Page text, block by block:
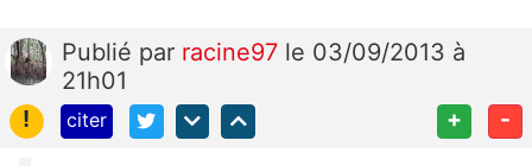
Publié par racine97 le 03/09/2013 à
21h01
!
citer + -